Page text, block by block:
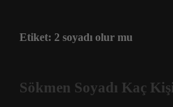
Etiket: 2 soyadı olur mu
Sökmen Soyadı Kaç